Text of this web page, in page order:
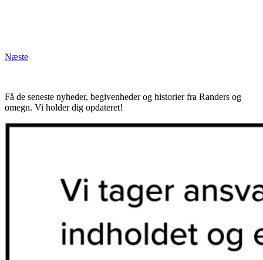
Næste
Få de seneste nyheder, begivenheder og historier fra Randers og
omegn. Vi holder dig opdateret!